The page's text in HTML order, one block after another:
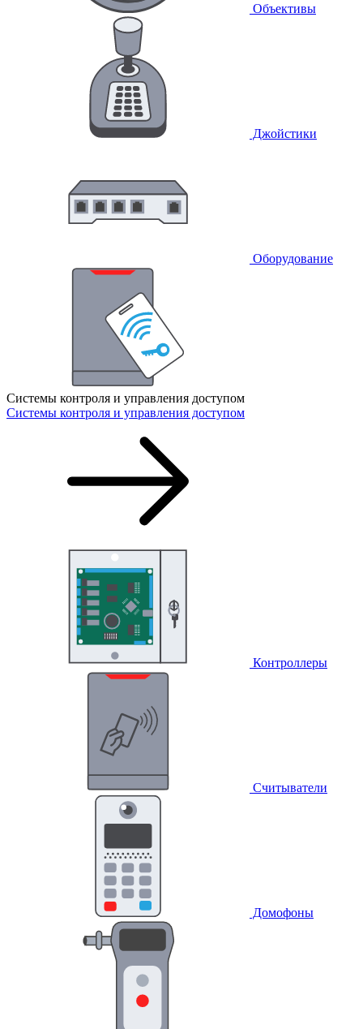
Объективы
Джойстики
Оборудование
Системы контроля и управления доступом
Системы контроля и управления доступом
Контроллеры
Считыватели
Домофоны